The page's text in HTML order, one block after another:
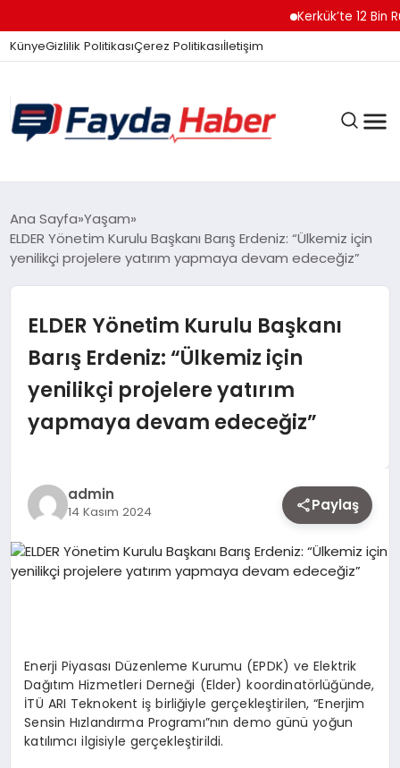
Kerkük’te 12 Bin
KünyeGizlilik PolitikasıÇerez Politikasıİletişim
GÜNDEM
TEKNOLOJI
EKONOMI
SIYASET
MAGAZIN
DÜNYA
SAĞLIK
Ana Sayfa Yaşam
ELDER Yönetim Kurulu Başkanı Barış Erdeniz: “Ülkemiz için
yenilikçi projelere yatırım yapmaya devam edeceğiz”
ELDER Yönetim Kurulu Başkanı
Barış Erdeniz: “Ülkemiz için
yenilikçi projelere yatırım
yapmaya devam edeceğiz”
admin
14 Kasım 2024 Paylaş
Enerji Piyasası Düzenleme Kurumu (EPDK) ve Elektrik
Dağıtım Hizmetleri Derneği (Elder) koordinatörlüğünde,
İTÜ ARI Teknokent iş birliğiyle gerçekleştirilen, “Enerjim
Sensin Hızlandırma Programı”nın demo günü yoğun
katılımcı ilgisiyle gerçekleştirildi.